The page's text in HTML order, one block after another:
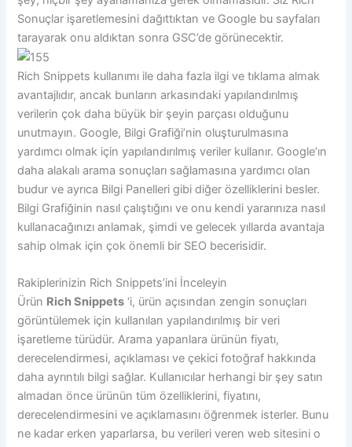
Sonuçlar işaretlemesini dağıttıktan ve Google bu sayfaları
tarayarak onu aldıktan sonra GSC’de görünecektir.
Rich Snippets kullanımı ile daha fazla ilgi ve tıklama almak
avantajlıdır, ancak bunların arkasındaki yapılandırılmış
verilerin çok daha büyük bir şeyin parçası olduğunu
unutmayın. Google, Bilgi Grafiği’nin oluşturulmasına
yardımcı olmak için yapılandırılmış veriler kullanır. Google’ın
daha alakalı arama sonuçları sağlamasına yardımcı olan
budur ve ayrıca Bilgi Panelleri gibi diğer özelliklerini besler.
Bilgi Grafiğinin nasıl çalıştığını ve onu kendi yararınıza nasıl
kullanacağınızı anlamak, şimdi ve gelecek yıllarda avantaja
sahip olmak için çok önemli bir SEO becerisidir.
Rakiplerinizin Rich Snippets’ini İnceleyin
Ürün Rich Snippets ‘i, ürün açısından zengin sonuçları
görüntülemek için kullanılan yapılandırılmış bir veri
işaretleme türüdür. Arama yapanlara ürünün fiyatı,
derecelendirmesi, açıklaması ve çekici fotoğraf hakkında
daha ayrıntılı bilgi sağlar. Kullanıcılar herhangi bir şey satın
almadan önce ürünün tüm özelliklerini, fiyatını,
derecelendirmesini ve açıklamasını öğrenmek isterler. Bunu
ne kadar erken yaparlarsa, bu verileri veren web sitesini o